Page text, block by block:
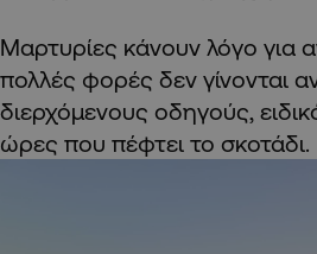
Μαρτυρίες κάνουν λόγο για
πολλές φορές δεν γίνονται
διερχόμενους οδηγούς,
ώρες που πέφτει το σκοτάδι.